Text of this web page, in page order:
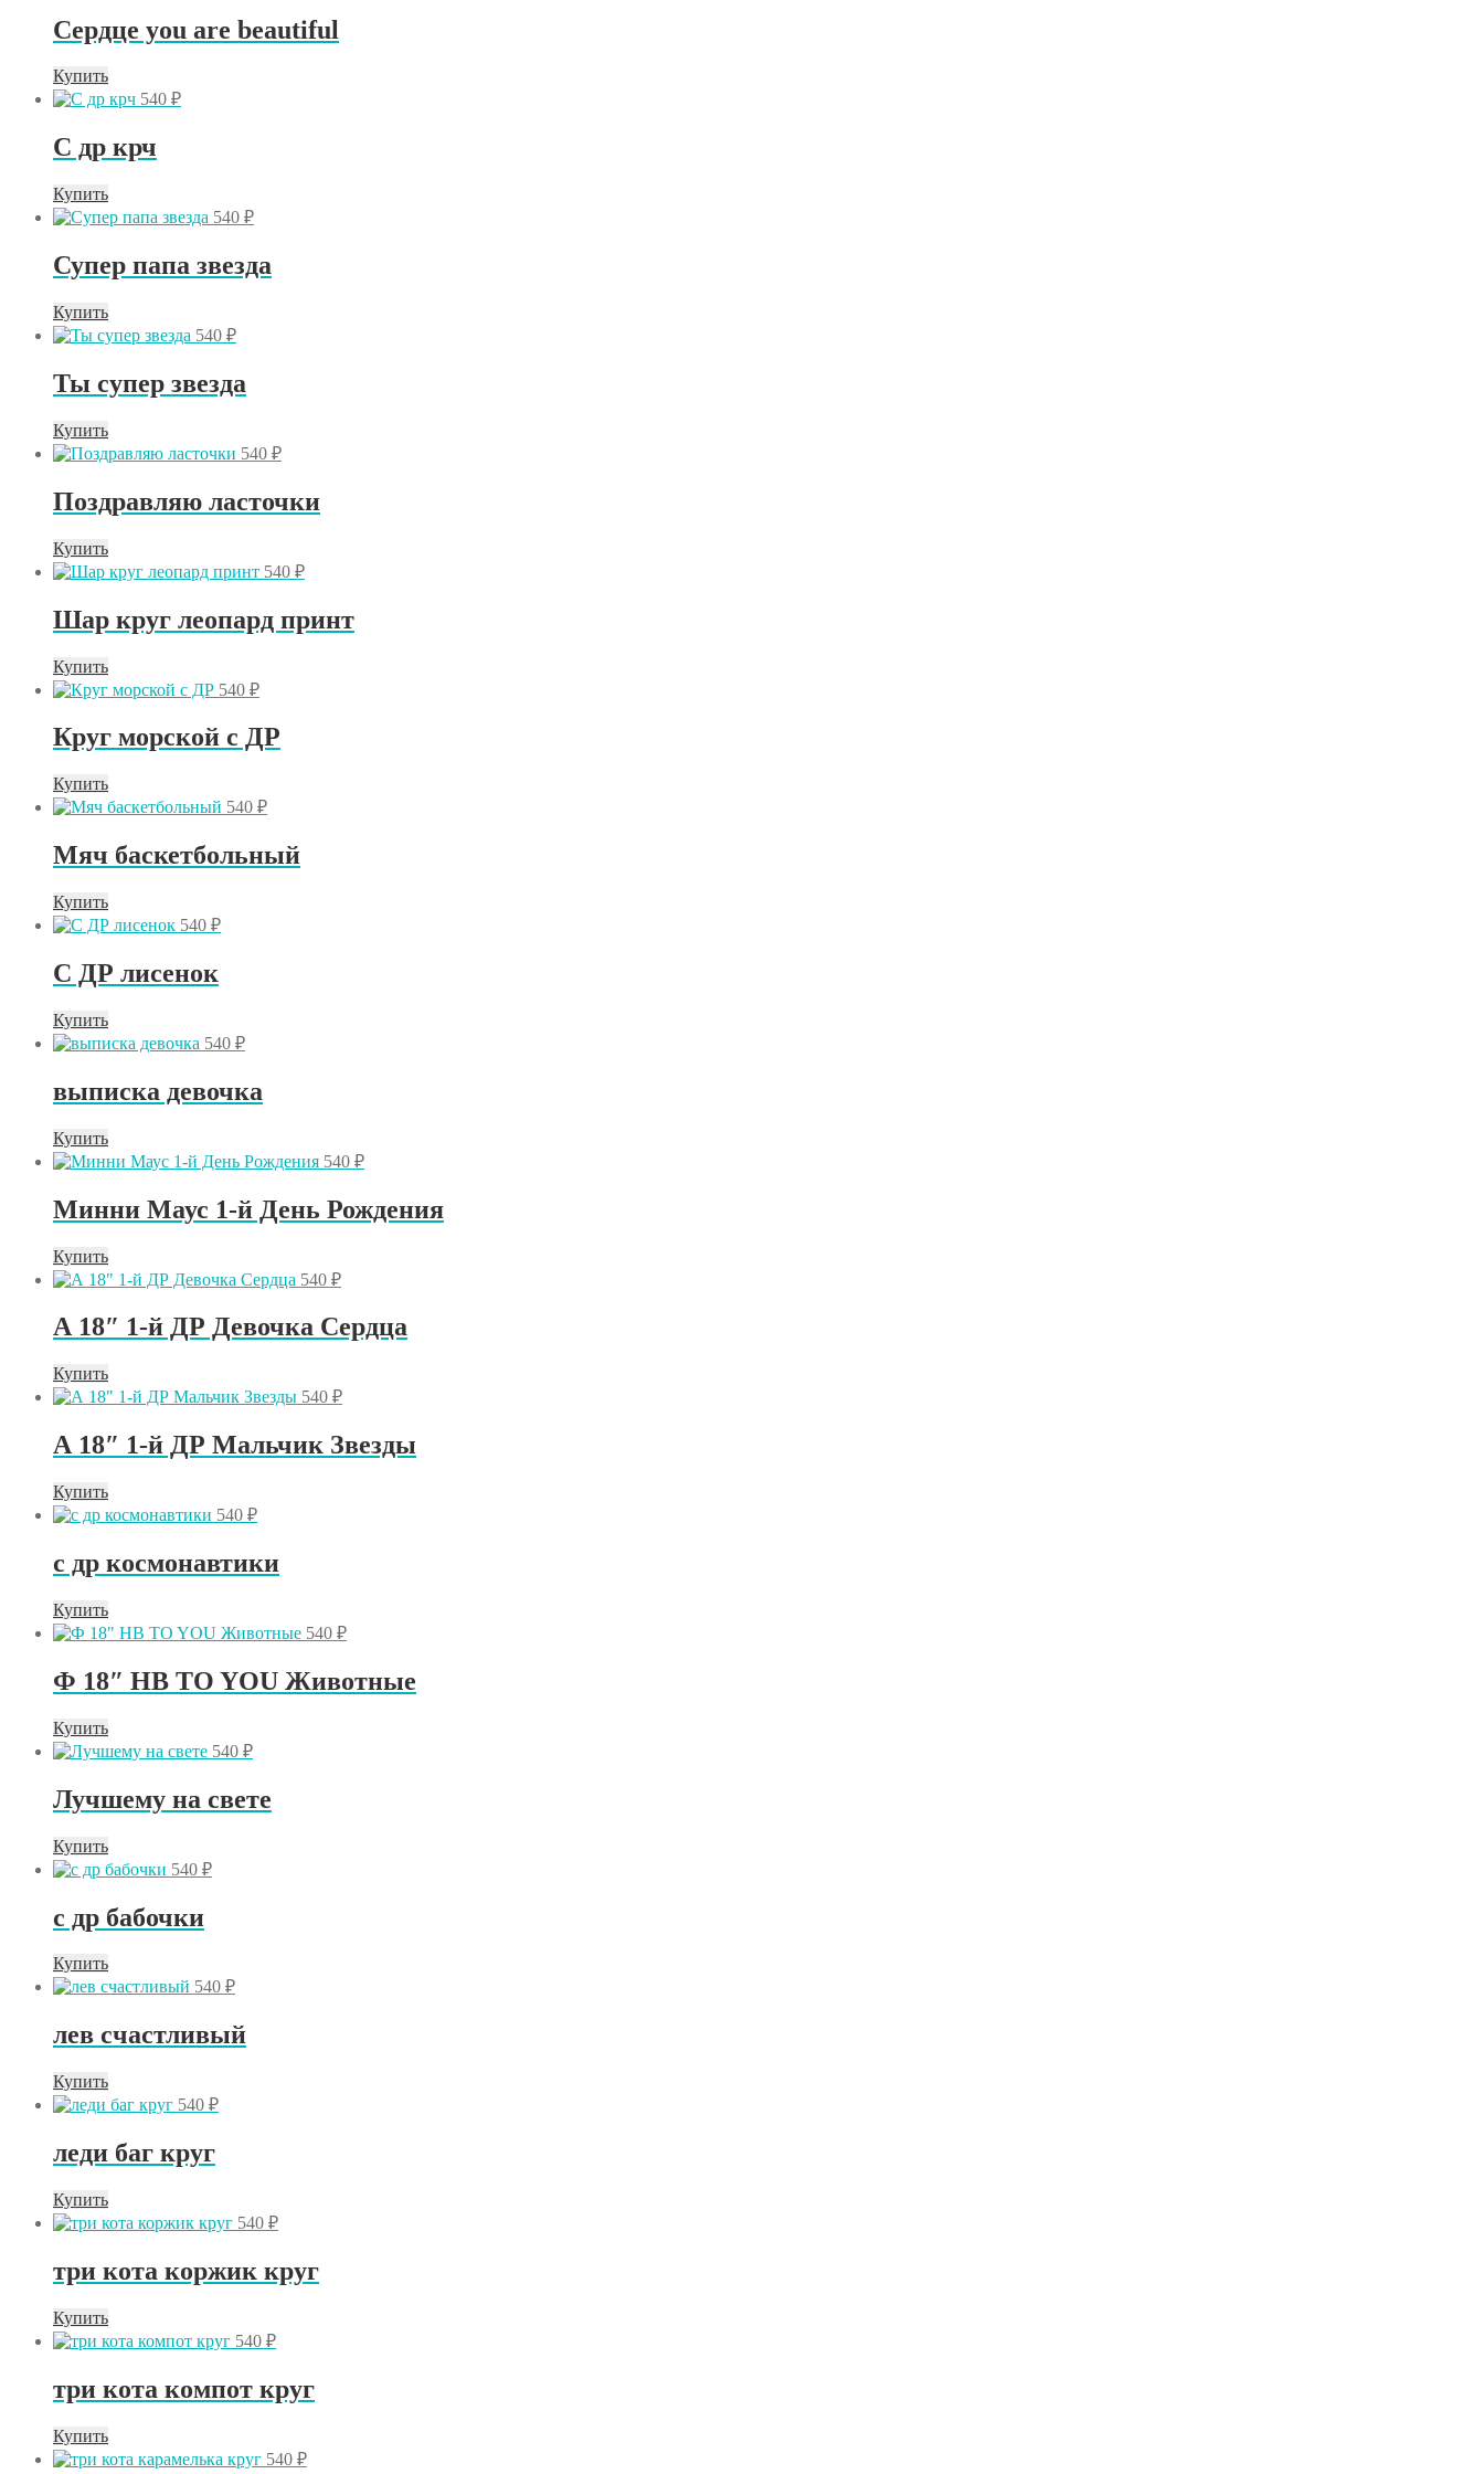
Сердце you are beautiful
Купить
540 ₽
С др крч
Купить
540 ₽
Супер папа звезда
Купить
540 ₽
Ты супер звезда
Купить
540 ₽
Поздравляю ласточки
Купить
540 ₽
Шар круг леопард принт
Купить
540 ₽
Круг морской с ДР
Купить
540 ₽
Мяч баскетбольный
Купить
540 ₽
С ДР лисенок
Купить
540 ₽
выписка девочка
Купить
540 ₽
Минни Маус 1-й День Рождения
Купить
540 ₽
А 18″ 1-й ДР Девочка Сердца
Купить
540 ₽
А 18″ 1-й ДР Мальчик Звезды
Купить
540 ₽
с др космонавтики
Купить
540 ₽
Ф 18″ HB TO YOU Животные
Купить
540 ₽
Лучшему на свете
Купить
540 ₽
с др бабочки
Купить
540 ₽
лев счастливый
Купить
540 ₽
леди баг круг
Купить
540 ₽
три кота коржик круг
Купить
540 ₽
три кота компот круг
Купить
540 ₽